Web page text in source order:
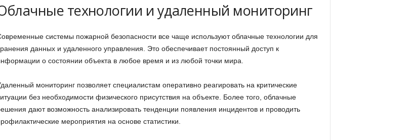
технологии и удаленный мониторинг
системы пожарной безопасности все чаще используют облачные технологии для
данных и удаленного управления. Это обеспечивает постоянный доступ к
о состоянии объекта в любое время и из любой точки мира.
мониторинг позволяет специалистам оперативно реагировать на критические
без необходимости физического присутствия на объекте. Более того, облачные
дают возможность анализировать тенденции появления инцидентов и проводить
мероприятия на основе статистики.